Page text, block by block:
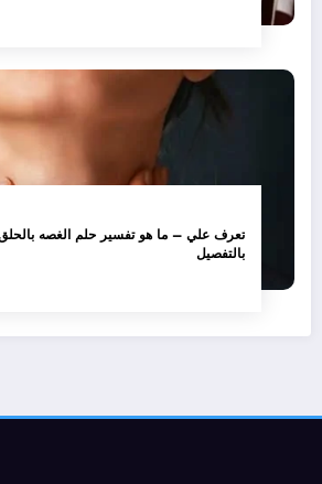
تعرف علي – ما هو تفسير حلم الغصه
بالتفصيل